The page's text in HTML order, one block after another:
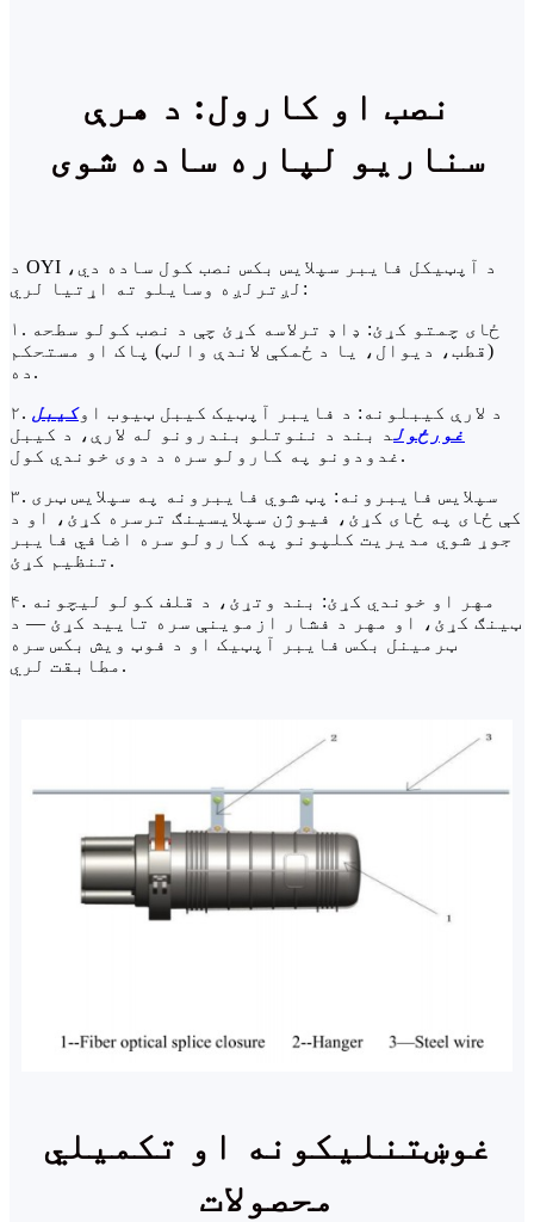
نصب او کارول: د هرې
سناریو لپاره ساده شوی
د OYI د آپټیکل فایبر سپلایس بکس نصب کول ساده دي،
لږترلږه وسایلو ته اړتیا لري:
۱. ځای چمتو کړئ: ډاډ ترلاسه کړئ چې د نصب کولو سطحه
(قطب، دیوال، یا د ځمکې لاندې والټ) پاک او مستحکم
ده.
۲. د لارې کیبلونه: د فایبر آپټیک کیبل ټیوب اوکیبل
غورځولد بند د ننوتلو بندرونو له لارې، د کیبل
غدودونو په کارولو سره د دوی خوندي کول.
۳. سپلایس فایبرونه: پټ شوي فایبرونه په سپلایس ټری
کې ځای په ځای کړئ، فیوژن سپلایسینګ ترسره کړئ، او د
جوړ شوي مدیریت کلپونو په کارولو سره اضافي فایبر
تنظیم کړئ.
۴. مهر او خوندي کړئ: بند وتړئ، د قلف کولو لیچونه
ټینګ کړئ، او مهر د فشار ازموینې سره تایید کړئ — د
ټرمینل بکس فایبر آپټیک او د فوټ ویش بکس سره
مطابقت لري.
غوښتنلیکونه او تکمیلي
محصولات